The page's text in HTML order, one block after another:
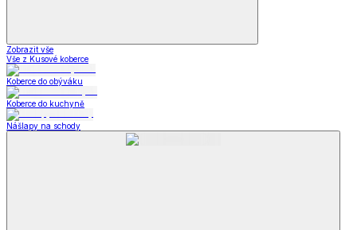
Zobrazit vše
Vše z Kusové koberce
Koberce do obýváku
Koberce do kuchyně
Nášlapy na schody